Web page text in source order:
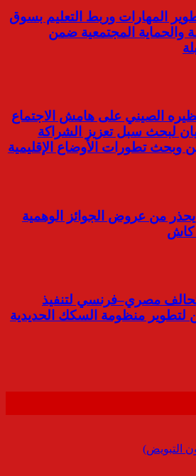
المهارات وربط التعليم بسوق
والحماية المجتمعية ضمن
الصيني على هامش الاجتماع
لبحث سبل تعزيز الشراكة
وبحث تطورات الأوضاع الإقليمية
يحذر من عروض الجوائز الوهمية
كاش
مصري–فرنسي لتنفيذ
لتطوير منظومة السكك الحديدية
التبويض)